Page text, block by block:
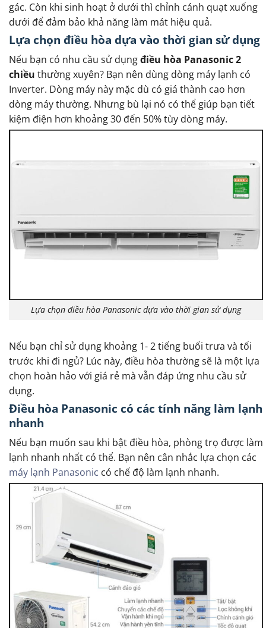
gác. Còn khi sinh hoạt ở dưới thì chỉnh cánh quạt xuống
dưới để đảm bảo khả năng làm mát hiệu quả.
Lựa chọn điều hòa dựa vào thời gian sử dụng
Nếu bạn có nhu cầu sử dụngđiều hòa Panasonic 2
chiều thường xuyên? Bạn nên dùng dòng máy lạnh có
Inverter. Dòng máy này mặc dù có giá thành cao hơn
dòng máy thường. Nhưng bù lại nó có thể giúp bạn tiết
kiệm điện hơn khoảng 30 đến 50% tùy dòng máy.
Lựa chọn điều hòa Panasonic dựa vào thời gian sử dụng
Nếu bạn chỉ sử dụng khoảng 1- 2 tiếng buổi trưa và tối
trước khi đi ngủ? Lúc này, điều hòa thường sẽ là một lựa
chọn hoàn hảo với giá rẻ mà vẫn đáp ứng nhu cầu sử
dụng.
Điều hòa Panasonic có các tính năng làm lạnh
nhanh
Nếu bạn muốn sau khi bật điều hòa, phòng trọ được làm
lạnh nhanh nhất có thể. Bạn nên cân nhắc lựa chọn các
máy lạnh Panasonic có chế độ làm lạnh nhanh.